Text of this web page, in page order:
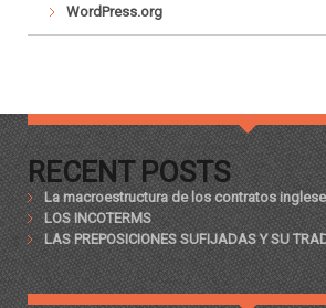
WordPress.org
RECENT POSTS
La macroestructura de los contratos
LOS INCOTERMS
LAS PREPOSICIONES SUFIJADAS Y SU